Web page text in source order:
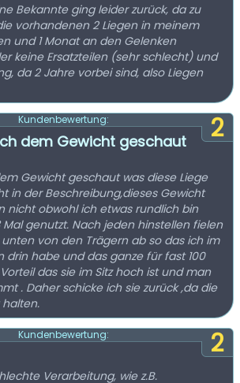
Bekannte ging leider zurück, da zu
vorhandenen 2 Liegen in meinem
und 1 Monat an den Gelenken
keine Ersatzteilen (sehr schlecht) und
da 2 Jahre vorbei sind, also Liegen
2
Kundenbewertung:
dem Gewicht geschaut
Gewicht geschaut was diese Liege
in der Beschreibung,dieses Gewicht
nicht obwohl ich etwas rundlich bin
genutzt. Nach jeden hinstellen fielen
von den Trägern ab so das ich im
drin habe und das ganze für fast 100
das sie im Sitz hoch ist und man
. Daher schicke ich sie zurück ,da die
2
Kundenbewertung:
Verarbeitung, wie z.B.